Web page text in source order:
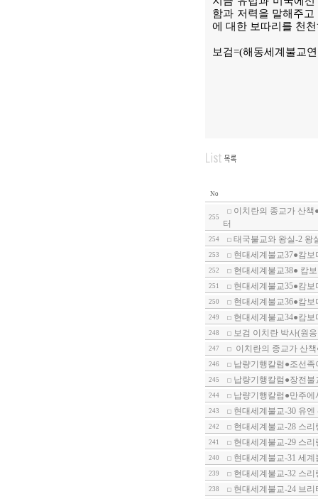
함과 저력을 말해주
에 대한 보따리를 천
보검=(해동세계불교
No
255
이치란의 종교가 산책
터
254 태국불교와 왕실-2 왕
253 현대세계불교37●캄보
252 현대세계불교38● 캄
251 현대세계불교35●캄보
250 현대세계불교36●캄보
249 현대세계불교34●캄보
248 보검 이치란 박사(원
247 이치란의 종교가 산
246 납량기행칼럼●조선
245 납량기행칼럼●장전불
244 납량기행칼럼●만주
243 현대세계불교-30 유
242 현대세계불교-28 스
241 현대세계불교-29 스
240 현대세계불교-31 세
239 현대세계불교-32 스
238 현대세계불교-24 브